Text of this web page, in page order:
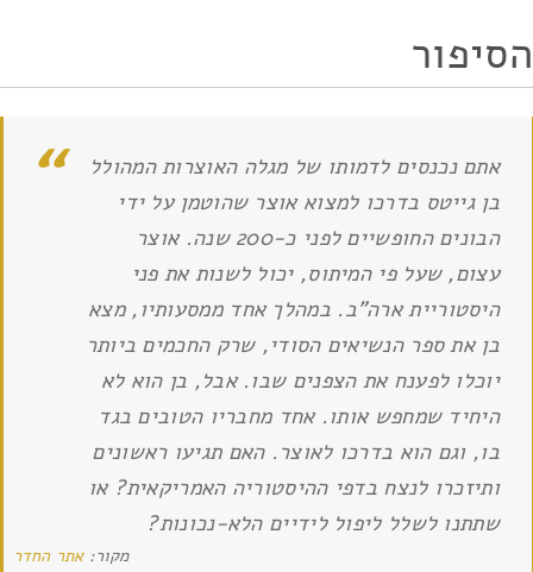
הסיפור
אתם נכנסים לדמותו של מגלה האוצרות המהולל
בן גייטס בדרכו למצוא אוצר שהוטמן על ידי
הבונים החופשיים לפני כ-200 שנה. אוצר
עצום, שעל פי המיתוס, יכול לשנות את פני
היסטוריית ארה"ב. במהלך אחד ממסעותיו, מצא
בן את ספר הנשיאים הסודי, שרק החכמים ביותר
יוכלו לפענח את הצפנים שבו. אבל, בן הוא לא
היחיד שמחפש אותו. אחד מחבריו הטובים בגד
בו, וגם הוא בדרכו לאוצר. האם תגיעו ראשונים
ותיזכרו לנצח בדפי ההיסטוריה האמריקאית? או
שתתנו לשלל ליפול לידיים הלא-נכונות?
מקור:אתר החדר